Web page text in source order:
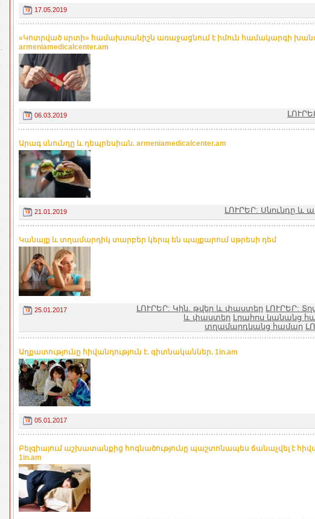
17.05.2019
«Կոտրված սրտի» համախտանիշն առաջացնում է իմուն համակարգի
armeniamedicalcenter.am
06.03.2019
Արագ սնունդը և դեպրեսիան. armeniamedicalcenter.am
21.01.2019 ԼՈՒՐԵՐ: Սնունդը և
Կանայք և տղամարդիկ տարբեր կերպ են պայքարում սթրեսի դեմ
25.01.2017 ԼՈՒՐԵՐ: Կին. թվեր և փաստեր ԼՈՒՐԵՐ:
և փաստեր Լրահոս կանանց
տղամարդկանց համար
Աղքատությունը հիվանդություն է. գիտնականներ. 1in.am
05.01.2017
Բելգիայում աշխատանքից հոգնածությունը պաշտոնապես ճանաչվել է
1in.am